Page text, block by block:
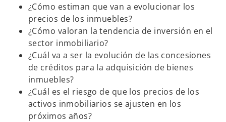
¿Cómo estiman que van a evolucionar los
precios de los inmuebles?
¿Cómo valoran la tendencia de inversión en el
sector inmobiliario?
¿Cuál va a ser la evolución de las concesiones
de créditos para la adquisición de bienes
inmuebles?
¿Cuál es el riesgo de que los precios de los
activos inmobiliarios se ajusten en los
próximos años?